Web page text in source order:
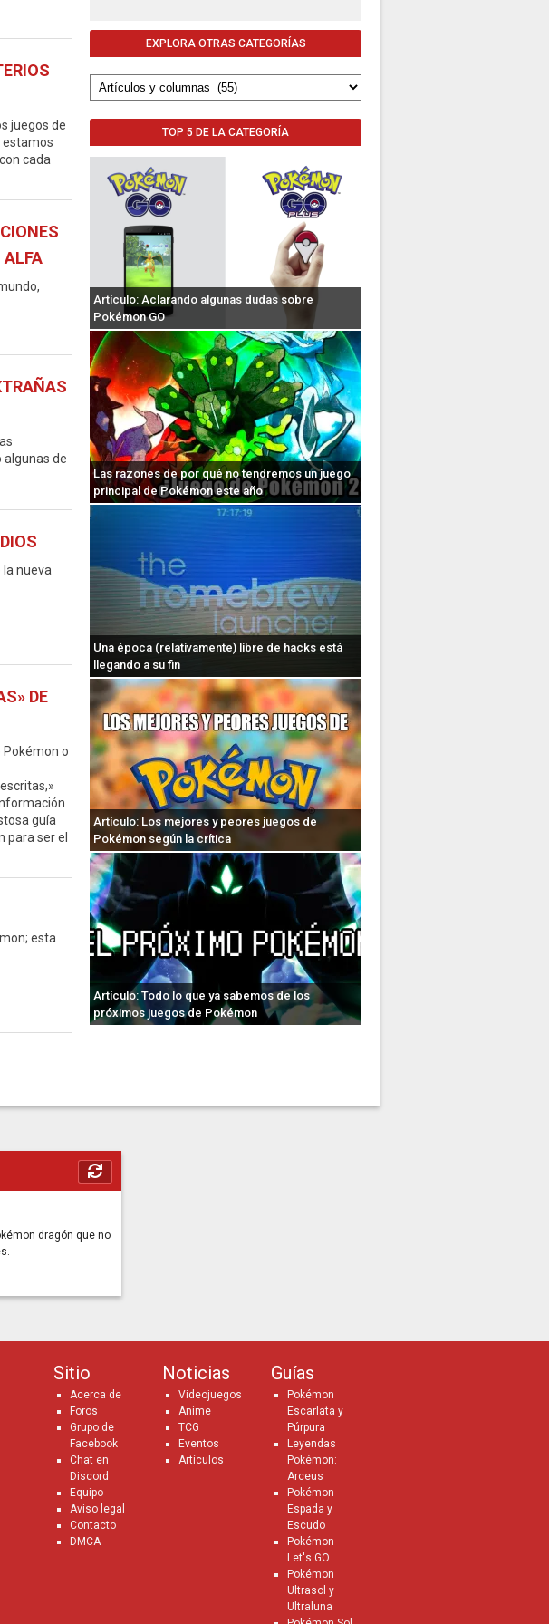
juegos de
estamos
cada
ALFA
algunas de
la nueva
DE
Pokémon o
guía
para ser el
esta
EXPLORA OTRAS CATEGORÍAS
TOP 5 DE LA CATEGORÍA
Artículo: Aclarando algunas dudas sobre
Pokémon GO
Las razones de por qué no tendremos un juego
principal de Pokémon este año
Una época (relativamente) libre de hacks está
llegando a su fin
Artículo: Los mejores y peores juegos de
Pokémon según la crítica
Artículo: Todo lo que ya sabemos de los
próximos juegos de Pokémon
dragón que no
Sitio
Acerca de
Foros
Grupo de
Facebook
Chat en
Discord
Equipo
Aviso legal
Contacto
DMCA
Noticias
Videojuegos
Anime
TCG
Eventos
Artículos
Guías
Pokémon
Escarlata y
Púrpura
Leyendas
Pokémon:
Arceus
Pokémon
Espada y
Escudo
Pokémon
Let's GO
Pokémon
Ultrasol y
Ultraluna